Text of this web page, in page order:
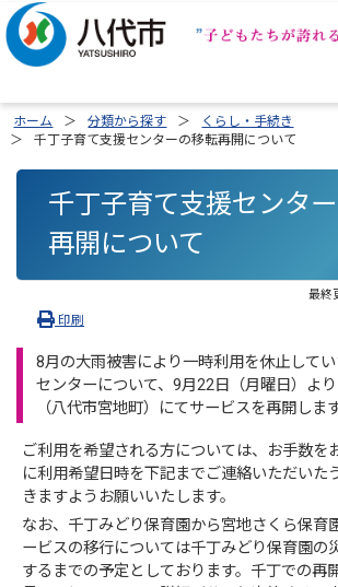
ホーム 分類から探す
くらし・手続き
千丁子育て支援センターの移転再開について
千丁子育て支援センタ
再開について
最終
印刷
8月の大雨被害により一時利用を休止して
センターについて、9月22日（月曜日）よ
（八代市宮地町）にてサービスを再開します
ご利用を希望される方については、お手数を
に利用希望日時を下記までご連絡いただいた
きますようお願いいたします。
なお、千丁みどり保育園から宮地さくら保育
ービスの移行については千丁みどり保育園の
するまでの予定としております。千丁での再